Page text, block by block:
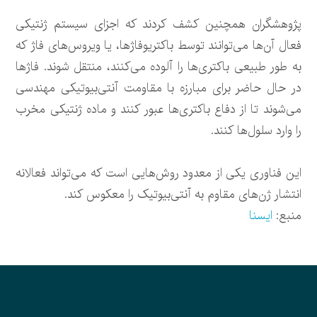
پژوهشگران همچنین کشف کردند که اجزای سیستم ژنتیکی
فعال آن‌ها می‌توانند توسط باکتریوفاژها، یا ویروس‌های فاژ که
به طور طبیعی باکتری‌ها را آلوده می‌کنند، منتقل شوند. فاژها
در حال حاضر برای مبارزه با مقاومت آنتی‌بیوتیکی مهندسی
می‌شوند تا از دفاع باکتری‌ها عبور کنند و ماده ژنتیکی مخرب
را وارد سلول‌ها کنند.
این فناوری یکی از معدود روش‌هایی است که می‌تواند فعالانه
انتشار ژن‌های مقاوم به آنتی‌بیوتیک را معکوس کند.
منبع: ایسنا